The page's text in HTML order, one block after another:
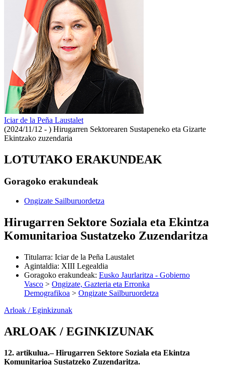
Iciar de la Peña Laustalet
(2024/11/12 - ) Hirugarren Sektorearen Sustapeneko eta Gizarte
Ekintzako zuzendaria
LOTUTAKO ERAKUNDEAK
Goragoko erakundeak
Ongizate Sailburuordetza
Hirugarren Sektore Soziala eta Ekintza
Komunitarioa Sustatzeko Zuzendaritza
Titularra: Iciar de la Peña Laustalet
Agintaldia: XIII Legealdia
Goragoko erakundeak: Eusko Jaurlaritza - Gobierno
Vasco > Ongizate, Gazteria eta Erronka
Demografikoa > Ongizate Sailburuordetza
Arloak / Eginkizunak
ARLOAK / EGINKIZUNAK
12. artikulua.– Hirugarren Sektore Soziala eta Ekintza
Komunitarioa Sustatzeko Zuzendaritza.